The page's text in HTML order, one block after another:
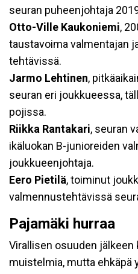
seuran puheenjohtaja
Otto-Ville Kaukoniemi,
taustavoima valmentajan
tehtävissä.
Jarmo Lehtinen,
seuran eri joukkueessa,
pojissa.
Riikka Rantakari, seuran
ikäluokan B-junioreiden
joukkueenjohtaja.
Eero Pietilä, toiminut
valmennustehtävissä
Pajamäki hurraa
Virallisen osuuden jälkeen
muistelmia, mutta ehkäpä